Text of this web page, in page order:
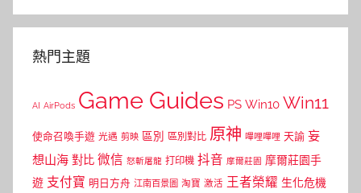
熱門主題
AI AirPods Game Guides PS Win10 Win11
使命召喚手遊 光遇 剪映 區別 區別對比 原神 嗶哩嗶哩 天諭 妄
想山海 對比 微信 怒斬屠龍 打印機 抖音 摩爾莊園 摩爾莊園手
遊 支付寶 明日方舟 江南百景圖 淘寶 激活 王者榮耀 生化危機